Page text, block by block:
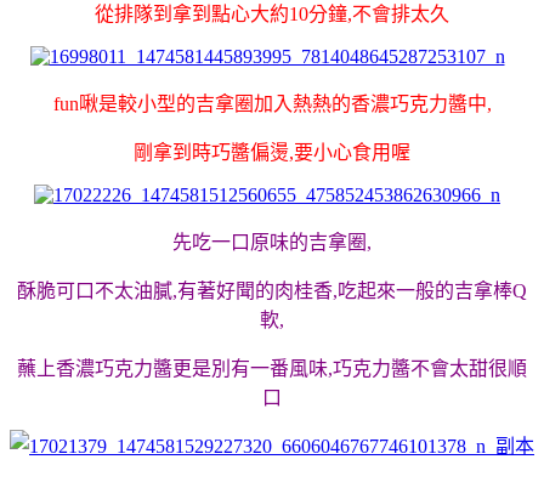
從排隊到拿到點心大約10分鐘,不會排太久
fun啾是較小型的吉拿圈加入熱熱的香濃巧克力醬中,
剛拿到時巧醬偏燙,要小心食用喔
先吃一口原味的吉拿圈,
酥脆可口不太油膩,有著好聞的肉桂香,吃起來一般的吉拿棒Q
軟,
蘸上香濃巧克力醬更是別有一番風味,巧克力醬不會太甜很順
口